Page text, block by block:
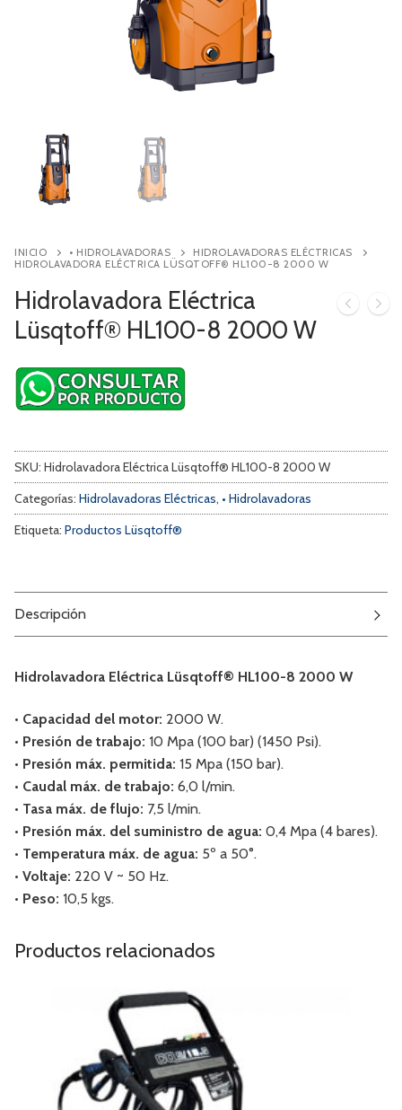
Contacto
INICIO • HIDROLAVADORAS
HIDROLAVADORAS ELÉCTRICAS
HIDROLAVADORA ELÉCTRICA LÜSQTOFF® HL100-8 2000 W
Hidrolavadora Eléctrica
Lüsqtoff® HL100-8 2000 W
SKU: Hidrolavadora Eléctrica Lüsqtoff® HL100-8 2000 W
Categorías: Hidrolavadoras Eléctricas, • Hidrolavadoras
Etiqueta: Productos Lüsqtoff®
Descripción
Hidrolavadora Eléctrica Lüsqtoff® HL100-8 2000 W
• Capacidad del motor: 2000 W.
• Presión de trabajo: 10 Mpa (100 bar) (1450 Psi).
• Presión máx. permitida: 15 Mpa (150 bar).
• Caudal máx. de trabajo: 6,0 l/min.
• Tasa máx. de flujo: 7,5 l/min.
• Presión máx. del suministro de agua: 0,4 Mpa (4 bares).
• Temperatura máx. de agua: 5º a 50°.
• Voltaje: 220 V ~ 50 Hz.
• Peso: 10,5 kgs.
Productos relacionados